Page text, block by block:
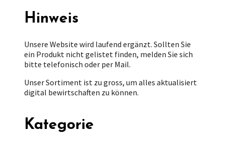
Hinweis
Unsere Website wird laufend ergänzt. Sollten Sie
ein Produkt nicht gelistet finden, melden Sie sich
bitte telefonisch oder per Mail.
Unser Sortiment ist zu gross, um alles aktualisiert
digital bewirtschaften zu können.
Kategorie